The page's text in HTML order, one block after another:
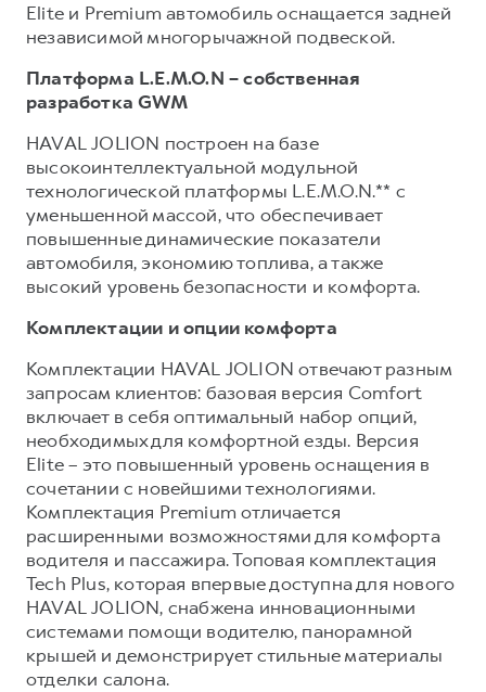
Elite и Premium автомобиль оснащается задней
независимой многорычажной подвеской.
Платформа L.E.M.O.N – собственная
разработка GWM
HAVAL JOLION построен на базе
высокоинтеллектуальной модульной
технологической платформы L.E.M.O.N.** с
уменьшенной массой, что обеспечивает
повышенные динамические показатели
автомобиля, экономию топлива, а также
высокий уровень безопасности и комфорта.
Комплектации и опции комфорта
Комплектации HAVAL JOLION отвечают разным
запросам клиентов: базовая версия Comfort
включает в себя оптимальный набор опций,
необходимых для комфортной езды. Версия
Elite – это повышенный уровень оснащения в
сочетании с новейшими технологиями.
Комплектация Premium отличается
расширенными возможностями для комфорта
водителя и пассажира. Топовая комплектация
Tech Plus, которая впервые доступна для нового
HAVAL JOLION, снабжена инновационными
системами помощи водителю, панорамной
крышей и демонстрирует стильные материалы
отделки салона.